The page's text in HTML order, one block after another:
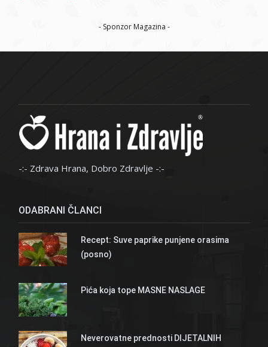
- Sponzor Magazina -
-:- Zdrava Hrana, Dobro Zdravlje -:-
ODABRANI ČLANCI
Recept: Suve paprike punjene orasima
(posno)
Pića koja tope MASNE NASLAGE
Neverovatne prednosti DIJETALNIH